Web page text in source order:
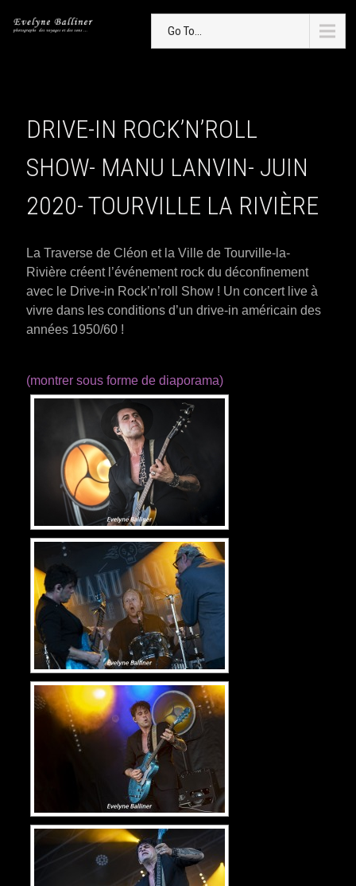
Go To...
DRIVE-IN ROCK’N’ROLL
SHOW- MANU LANVIN- JUIN
2020- TOURVILLE LA RIVIÈRE
La Traverse de Cléon et la Ville de Tourville-la-
Rivière créent l’événement rock du déconfinement
avec le Drive-in Rock’n’roll Show ! Un concert live à
vivre dans les conditions d’un drive-in américain des
années 1950/60 !
(montrer sous forme de diaporama)